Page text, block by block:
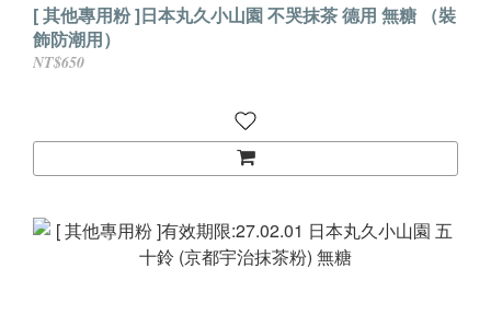
[ 其他專用粉 ]日本丸久小山園 不哭抹茶 德用 無糖 （裝
飾防潮用）
NT$650